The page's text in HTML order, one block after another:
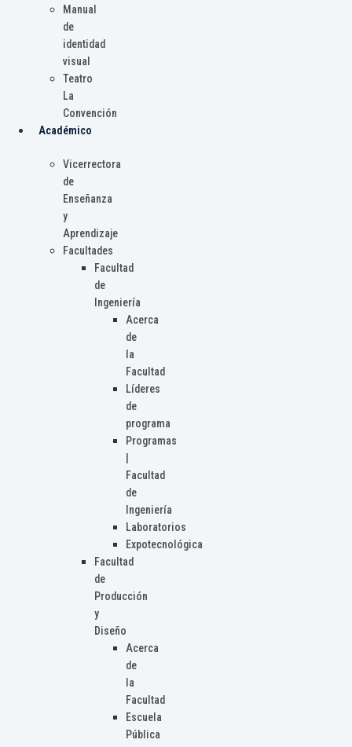
Manual
de
identidad
visual
Teatro
La
Convención
Académico
Vicerrectora
de
Enseñanza
y
Aprendizaje
Facultades
Facultad
de
Ingeniería
Acerca
de
la
Facultad
Líderes
de
programa
Programas
Facultad
de
Ingeniería
Laboratorios
Expotecnológica
Facultad
de
Producción
y
Diseño
Acerca
de
la
Facultad
Escuela
Pública